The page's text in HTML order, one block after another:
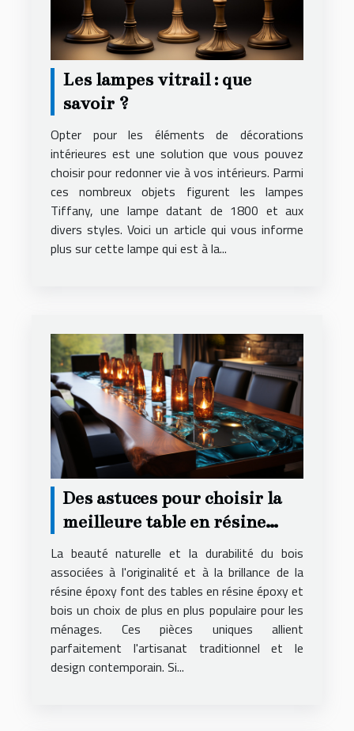
Les lampes vitrail : que
savoir ?
Opter pour les éléments de décorations
intérieures est une solution que vous pouvez
choisir pour redonner vie à vos intérieurs. Parmi
ces nombreux objets figurent les lampes
Tiffany, une lampe datant de 1800 et aux
divers styles. Voici un article qui vous informe
plus sur cette lampe qui est à la...
Des astuces pour choisir la
meilleure table en résine
époxy et bois pour votre
logement
La beauté naturelle et la durabilité du bois
associées à l'originalité et à la brillance de la
résine époxy font des tables en résine époxy et
bois un choix de plus en plus populaire pour les
ménages. Ces pièces uniques allient
parfaitement l'artisanat traditionnel et le
design contemporain. Si...